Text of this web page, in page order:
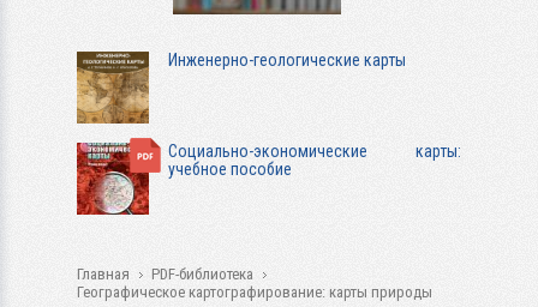
Инженерно-геологические карты
Социально-экономические карты:
учебное пособие
Главная
PDF-библиотека
Географическое картографирование: карты природы